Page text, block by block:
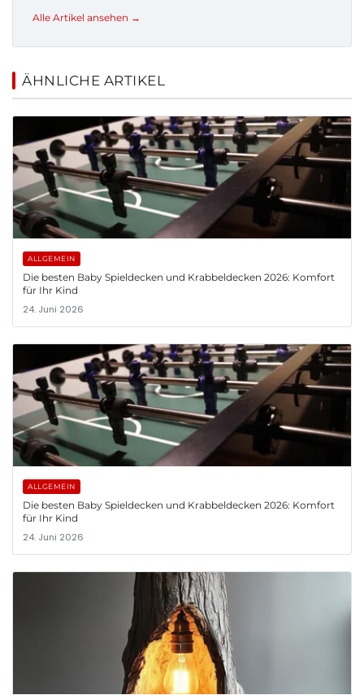
Alle Artikel ansehen →
ÄHNLICHE ARTIKEL
ALLGEMEIN
Die besten Baby Spieldecken und Krabbeldecken 2026: Komfort
für Ihr Kind
24. Juni 2026
ALLGEMEIN
Die besten Baby Spieldecken und Krabbeldecken 2026: Komfort
für Ihr Kind
24. Juni 2026